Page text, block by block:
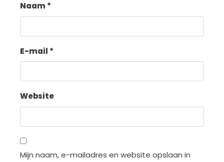
Naam *
E-mail *
Website
Mijn naam, e-mailadres en website opslaan in